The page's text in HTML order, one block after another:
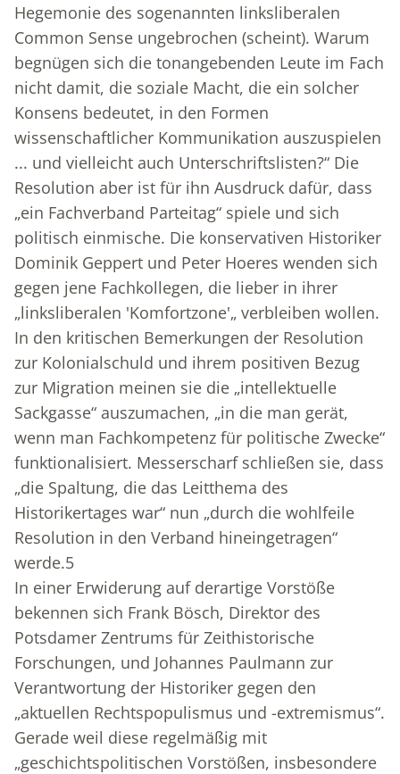
Hegemonie des sogenannten linksliberalen
Common Sense ungebrochen (scheint). Warum
begnügen sich die tonangebenden Leute im Fach
nicht damit, die soziale Macht, die ein solcher
Konsens bedeutet, in den Formen
wissenschaftlicher Kommunikation auszuspielen
... und vielleicht auch Unterschriftslisten?“ Die
Resolution aber ist für ihn Ausdruck dafür, dass
„ein Fachverband Parteitag“ spiele und sich
politisch einmische. Die konservativen Historiker
Dominik Geppert und Peter Hoeres wenden sich
gegen jene Fachkollegen, die lieber in ihrer
„linksliberalen 'Komfortzone'„ verbleiben wollen.
In den kritischen Bemerkungen der Resolution
zur Kolonialschuld und ihrem positiven Bezug
zur Migration meinen sie die „intellektuelle
Sackgasse“ auszumachen, „in die man gerät,
wenn man Fachkompetenz für politische Zwecke“
funktionalisiert. Messerscharf schließen sie, dass
„die Spaltung, die das Leitthema des
Historikertages war“ nun „durch die wohlfeile
Resolution in den Verband hineingetragen“
werde.5
In einer Erwiderung auf derartige Vorstöße
bekennen sich Frank Bösch, Direktor des
Potsdamer Zentrums für Zeithistorische
Forschungen, und Johannes Paulmann zur
Verantwortung der Historiker gegen den
„aktuellen Rechtspopulismus und -extremismus“.
Gerade weil diese regelmäßig mit
„geschichtspolitischen Vorstößen, insbesondere